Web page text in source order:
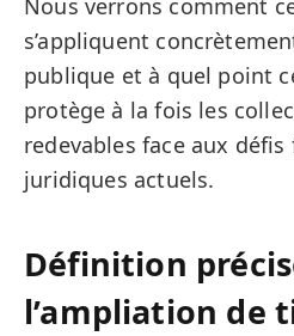
Nous verrons comment
s’appliquent
publique et à quel point
protège à la fois les
redevables face aux
juridiques actuels.
Définition
l’ampliation de